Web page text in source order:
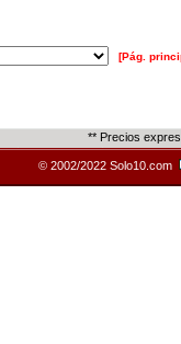
[Pág.
** Precios
© 2002/2022 Solo10.com